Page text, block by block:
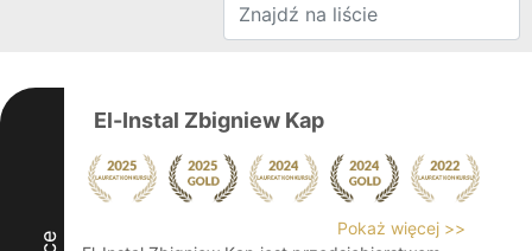
El-Instal Zbigniew Kap
Pokaż więcej >>